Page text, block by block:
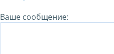
Ваше сообщение: